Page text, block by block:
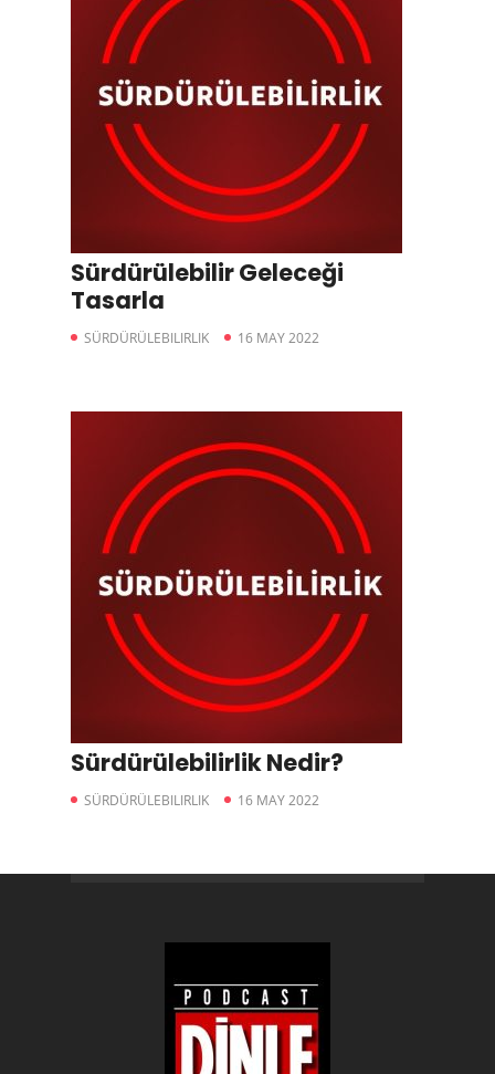
Sürdürülebilir Geleceği
Tasarla
SÜRDÜRÜLEBILIRLIK 16 MAY 2022
Sürdürülebilirlik Nedir?
SÜRDÜRÜLEBILIRLIK 16 MAY 2022